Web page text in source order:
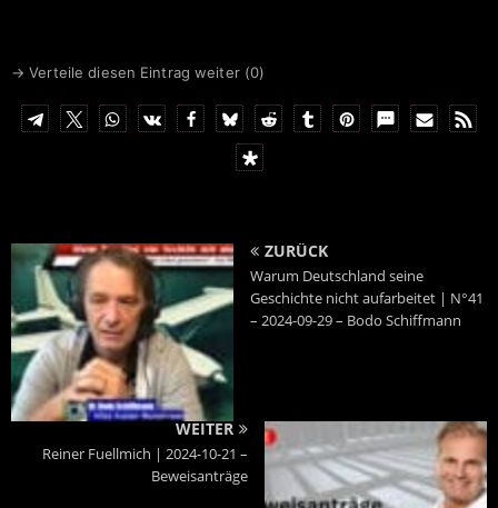
→ Verteile diesen Eintrag weiter (0)
ZURÜCK
Warum Deutschland seine
Geschichte nicht aufarbeitet | N°41
– 2024-09-29 – Bodo Schiffmann
WEITER
Reiner Fuellmich | 2024-10-21 –
Beweisanträge